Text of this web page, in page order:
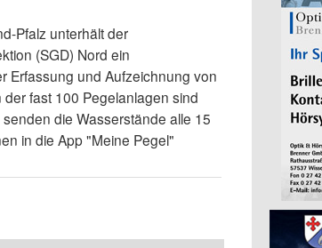
Pfalz unterhält der
(SGD) Nord ein
Erfassung und Aufzeichnung von
fast 100 Pegelanlagen sind
die Wasserstände alle 15
in die App "Meine Pegel"